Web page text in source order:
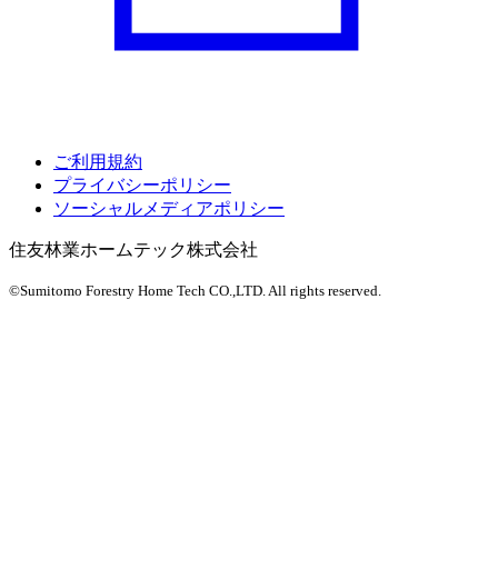
ご利用規約
プライバシーポリシー
ソーシャルメディアポリシー
住友林業ホームテック株式会社
©Sumitomo Forestry Home Tech CO.,LTD. All rights reserved.